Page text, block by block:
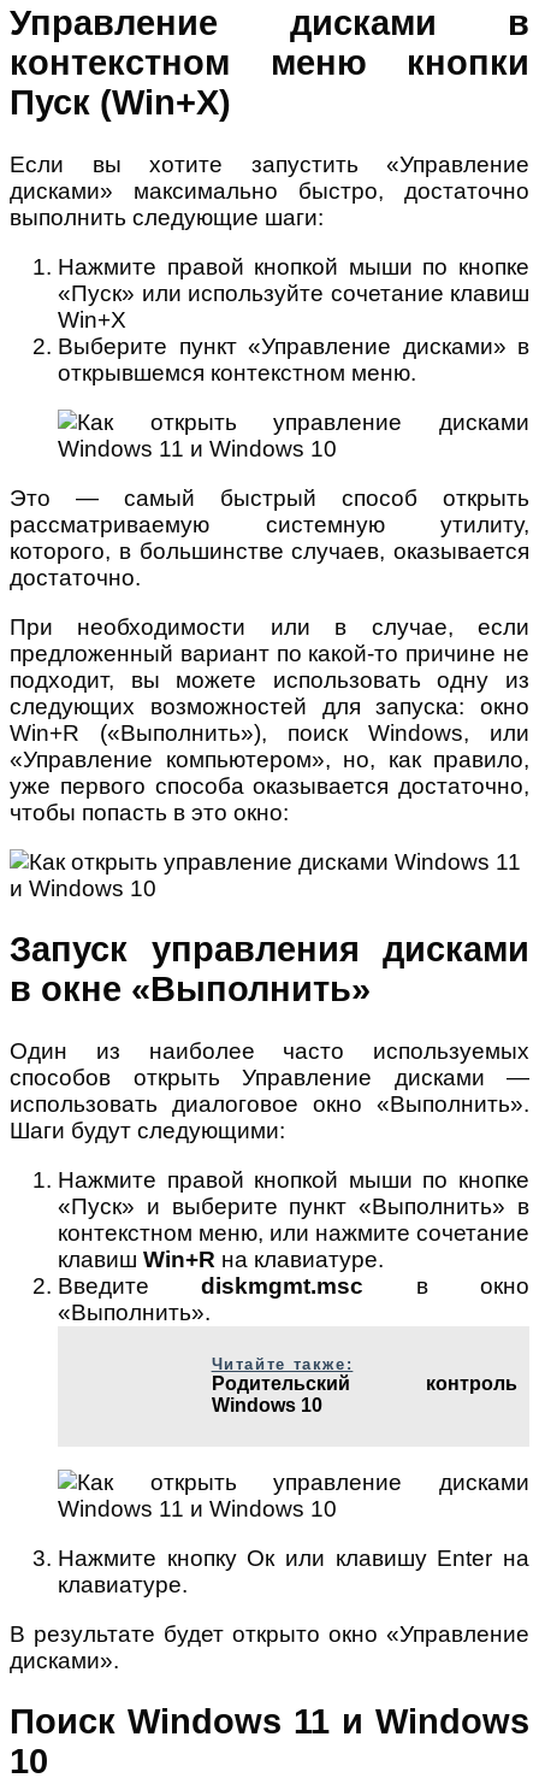
Управление дисками в
контекстном меню кнопки
Пуск (Win+X)
Если вы хотите запустить «Управление
дисками» максимально быстро, достаточно
выполнить следующие шаги:
Нажмите правой кнопкой мыши по кнопке
«Пуск» или используйте сочетание клавиш
Win+X
Выберите пункт «Управление дисками» в
открывшемся контекстном меню.
Это — самый быстрый способ открыть
рассматриваемую системную утилиту,
которого, в большинстве случаев, оказывается
достаточно.
При необходимости или в случае, если
предложенный вариант по какой-то причине не
подходит, вы можете использовать одну из
следующих возможностей для запуска: окно
Win+R («Выполнить»), поиск Windows, или
«Управление компьютером», но, как правило,
уже первого способа оказывается достаточно,
чтобы попасть в это окно:
Запуск управления дисками
в окне «Выполнить»
Один из наиболее часто используемых
способов открыть Управление дисками —
использовать диалоговое окно «Выполнить».
Шаги будут следующими:
Нажмите правой кнопкой мыши по кнопке
«Пуск» и выберите пункт «Выполнить» в
контекстном меню, или нажмите сочетание
клавиш Win+R на клавиатуре.
Введитеdiskmgmt.msc в окно
«Выполнить».
Читайте также:
Родительский контроль
Windows 10
Нажмите кнопку Ок или клавишу Enter на
клавиатуре.
В результате будет открыто окно «Управление
дисками».
Поиск Windows 11 и Windows
10